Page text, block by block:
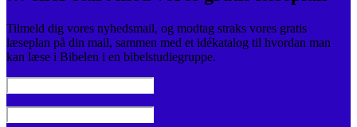
Tilmeld dig vores nyhedsmail, og modtag straks vores gratis
læseplan på din mail, sammen med et idékatalog til hvordan man
kan læse i Bibelen i en bibelstudiegruppe.